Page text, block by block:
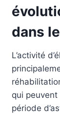
dans
L’activité
qui peuvent
période